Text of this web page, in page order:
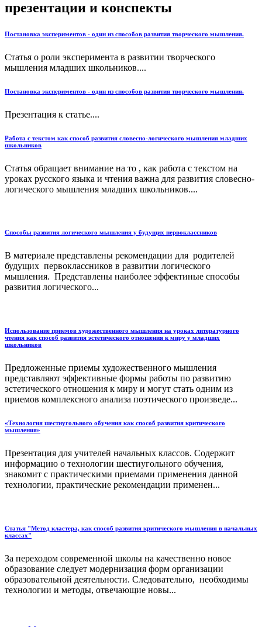
презентации и конспекты
Постановка экспериментов - один из способов развития творческого мышления.
Статья о роли эксперимента в развитии творческого
мышления младших школьников....
Постановка экспериментов - один из способов развития творческого мышления.
Презентация к статье....
Работа с текстом как способ развития словесно-логического мышления младших
школьников
Статья обращает внимание на то , как работа с текстом на
уроках русского языка и чтения важна для развития словесно-
логического мышления младших школьников....
Способы развития логического мышления у будущих первоклассников
В материале представлены рекомендации для родителей
будущих первоклассников в развитии логического
мышления. Представлены наиболее эффектиные способы
развития логического...
Использование приемов художественного мышления на уроках литературного
чтения как способ развития эстетического отношения к миру у младших
школьников
Предложенные приемы художественного мышления
представляют эффективные формы работы по развитию
эстетического отношения к миру и могут стать одним из
приемов комплексного анализа поэтического произведе...
«Технология шестиугольного обучения как способ развития критического
мышления»
Презентация для учителей начальных классов. Содержит
информацию о технологии шестиугольного обучения,
знакомит с практическими приемами применения данной
технологии, практические рекомендации применен...
Статья "Метод кластера, как способ развития критического мышления в начальных
классах"
За переходом современной школы на качественно новое
образование следует модернизация форм организации
образовательной деятельности. Следовательно, необходимы
технологии и методы, отвечающие новы...